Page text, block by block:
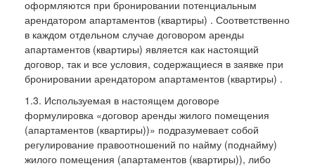
оформляются при бронировании потенциальным
арендатором апартаментов (квартиры) . Соответственно
в каждом отдельном случае договором аренды
апартаментов (квартиры) является как настоящий
договор, так и все условия, содержащиеся в заявке при
бронировании арендатором апартаментов (квартиры) .
1.3. Используемая в настоящем договоре
формулировка «договор аренды жилого помещения
(апартаментов (квартиры))» подразумевает собой
регулирование правоотношений по найму (поднайму)
жилого помещения (апартаментов (квартиры)), либо